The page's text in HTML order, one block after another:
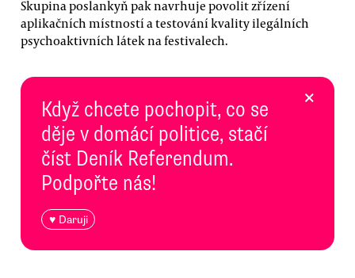
Skupina poslankyň pak navrhuje povolit zřízení
aplikačních místností a testování kvality ilegálních
psychoaktivních látek na festivalech.
Když chcete pochopit, co se
děje v domácí politice, stačí
číst Deník Referendum.
Podpořte nás!
♥ Daruji
×